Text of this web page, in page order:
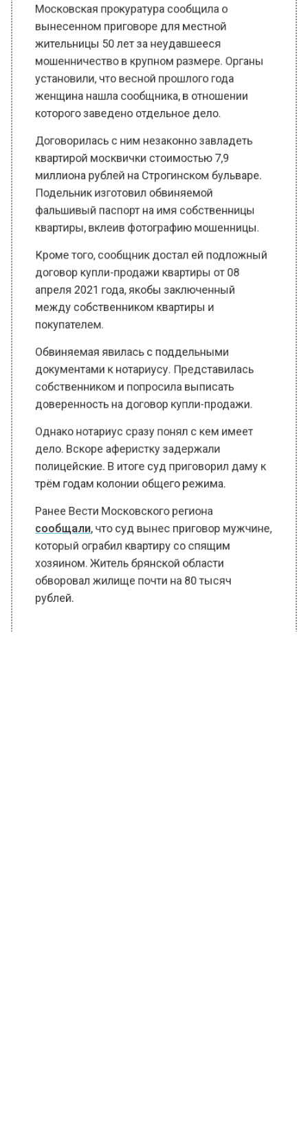
жительницы 50 лет за неудавшееся
мошенничество в крупном размере. Органы
установили, что весной прошлого года
женщина нашла сообщника, в отношении
которого заведено отдельное дело.
Договорилась с ним незаконно завладеть
квартирой москвички стоимостью 7,9
миллиона рублей на Строгинском бульваре.
Подельник изготовил обвиняемой
фальшивый паспорт на имя собственницы
квартиры, вклеив фотографию мошенницы.
договор купли-продажи квартиры от 08
апреля 2021 года, якобы заключенный
между собственником квартиры и
покупателем.
Обвиняемая явилась с поддельными
документами к нотариусу. Представилась
собственником и попросила выписать
доверенность на договор купли-продажи.
Однако нотариус сразу понял с кем имеет
дело. Вскоре аферистку задержали
полицейские. В итоге суд приговорил даму к
трём годам колонии общего режима.
Ранее Вести Московского региона
сообщали
, что суд вынес приговор мужчине,
который ограбил квартиру со спящим
хозяином. Житель брянской области
обворовал жилище почти на 80 тысяч